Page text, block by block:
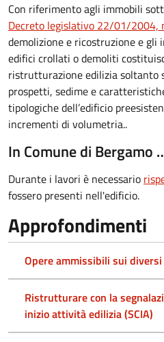
Con riferimento agli immobili
Decreto legislativo 22/01/2004,
demolizione e ricostruzione e
edifici crollati o demoliti
ristrutturazione edilizia soltanto
prospetti, sedime e
tipologiche dell’edificio
incrementi di volumetria..
In Comune di Bergamo
Durante i lavori è necessario
fossero presenti nell'edificio.
Approfondimenti
Opere ammissibili sui
Ristrutturare con la
inizio attività edilizia (SCIA)